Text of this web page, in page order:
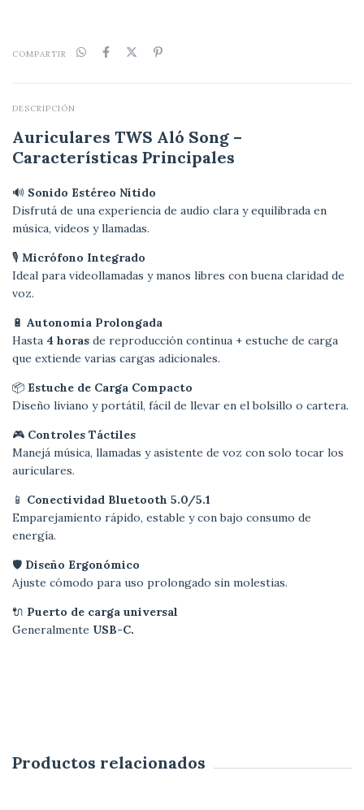
COMPARTIR
DESCRIPCIÓN
Auriculares TWS Aló Song –
Características Principales
🔊 Sonido Estéreo Nítido
Disfrutá de una experiencia de audio clara y equilibrada en
música, videos y llamadas.
🎙️ Micrófono Integrado
Ideal para videollamadas y manos libres con buena claridad de
voz.
🔋 Autonomía Prolongada
Hasta 4 horas de reproducción continua + estuche de carga
que extiende varias cargas adicionales.
📦 Estuche de Carga Compacto
Diseño liviano y portátil, fácil de llevar en el bolsillo o cartera.
🎮 Controles Táctiles
Manejá música, llamadas y asistente de voz con solo tocar los
auriculares.
📱 Conectividad Bluetooth 5.0/5.1
Emparejamiento rápido, estable y con bajo consumo de
energía.
🛡️ Diseño Ergonómico
Ajuste cómodo para uso prolongado sin molestias.
🔌 Puerto de carga universal
Generalmente USB-C.
Productos relacionados